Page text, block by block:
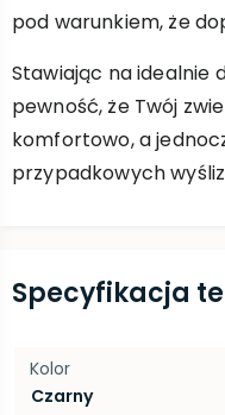
pod warunkiem, że
Stawiając na idealnie
pewność, że Twój
komfortowo, a
przypadkowych
Specyfikacja
Kolor
Czarny